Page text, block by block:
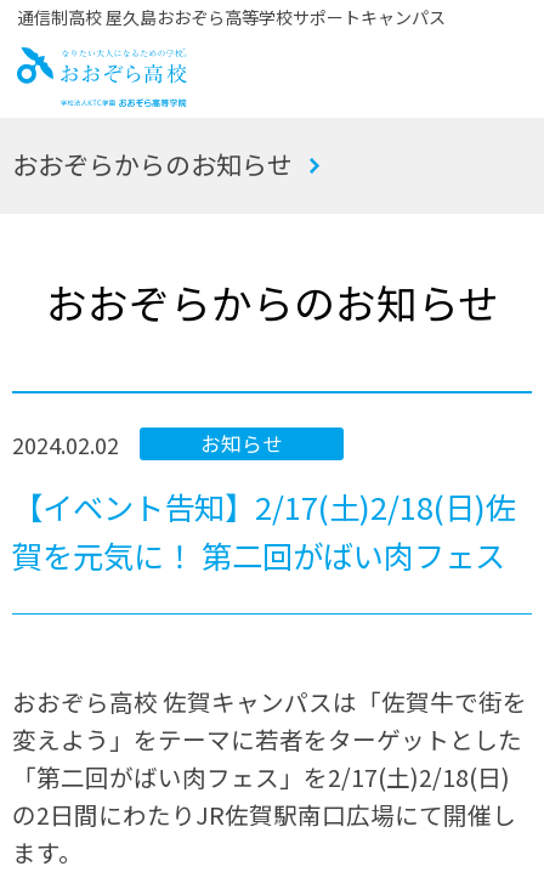
通信制高校 屋久島おおぞら高等学校サポートキャンパス
お
おおぞらからのお知らせ
おおぞらからのお知らせ
2024.02.02 お知らせ
【イベント告知】2/17(土)2/18(日)佐
賀を元気に！ 第二回がばい肉フェス
おおぞら高校 佐賀キャンパスは「佐賀牛で街を
変えよう」をテーマに若者をターゲットとした
「第二回がばい肉フェス」を2/17(土)2/18(日)
の2日間にわたりJR佐賀駅南口広場にて開催し
ます。